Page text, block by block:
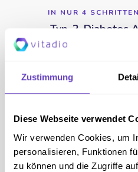
Zustimmung
Diese Webseite verwendet
Wir verwenden Cookies, um
personalisieren, Funktionen
zu können und die Zugriffe
IN NUR 4
Typ-2-Diabetes
Jetzt
NUR 2